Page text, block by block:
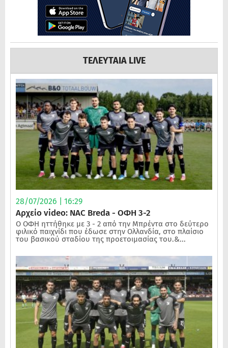
ΤΕΛΕΥΤΑΙΑ LIVE
28/07/2026 | 16:29
Αρχείο video: NAC Breda - ΟΦΗ 3-2
Ο ΟΦΗ ηττήθηκε με 3 - 2 από την Μπρέντα στο δεύτερο
φιλικό παιχνίδι που έδωσε στην Ολλανδία, στο πλαίσιο
του βασικού σταδίου της προετοιμασίας του.&...